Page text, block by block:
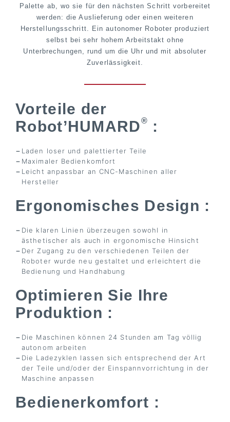
Palette ab, wo sie für den nächsten Schritt vorbereitet
werden: die Auslieferung oder einen weiteren
Herstellungsschritt. Ein autonomer Roboter produziert
selbst bei sehr hohem Arbeitstakt ohne
Unterbrechungen, rund um die Uhr und mit absoluter
Zuverlässigkeit.
Vorteile der
Robot’HUMARD® :​
Laden loser und palettierter Teile
Maximaler Bedienkomfort
Leicht anpassbar an CNC-Maschinen aller
Hersteller
Ergonomisches Design :
Die klaren Linien überzeugen sowohl in
ästhetischer als auch in ergonomische Hinsicht
Der Zugang zu den verschiedenen Teilen der
Roboter wurde neu gestaltet und erleichtert die
Bedienung und Handhabung
Optimieren Sie Ihre
Produktion :
Die Maschinen können 24 Stunden am Tag völlig
autonom arbeiten
Die Ladezyklen lassen sich entsprechend der Art
der Teile und/oder der Einspannvorrichtung in der
Maschine anpassen
Bedienerkomfort :